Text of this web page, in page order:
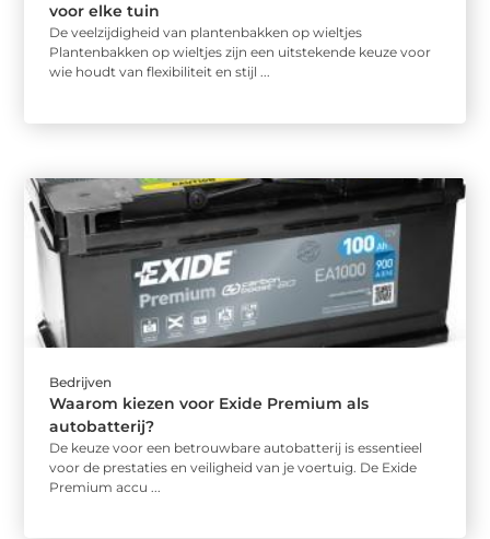
voor elke tuin
De veelzijdigheid van plantenbakken op wieltjes
Plantenbakken op wieltjes zijn een uitstekende keuze voor
wie houdt van flexibiliteit en stijl ...
Bedrijven
Waarom kiezen voor Exide Premium als
autobatterij?
De keuze voor een betrouwbare autobatterij is essentieel
voor de prestaties en veiligheid van je voertuig. De Exide
Premium accu ...